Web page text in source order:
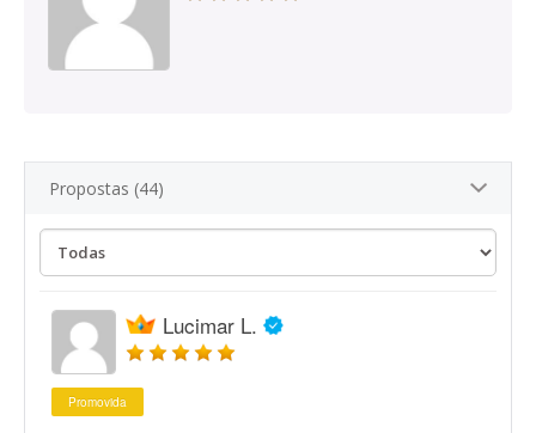
Propostas (44)
Lucimar L.
Promovida